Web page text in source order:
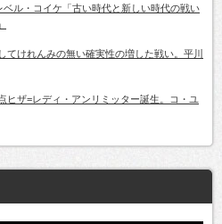
ベル・コイケ「古い時代と新しい時代の戦い
てけれんみの無い確実性の増した戦い。平川
ヒザ=レディ・アンリミッター誕生。コ・ユ